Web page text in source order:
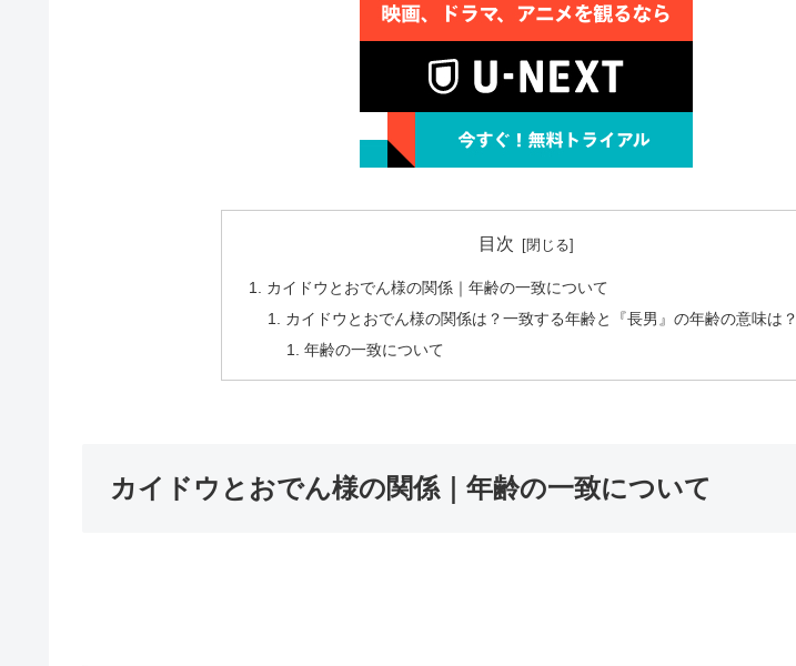
目次
カイドウとおでん様の関係｜年齢の一致について
カイドウとおでん様の関係は？一致する年齢と『長男』の年齢の意味は？
年齢の一致について
カイドウとおでん様の関係｜年齢の一致について